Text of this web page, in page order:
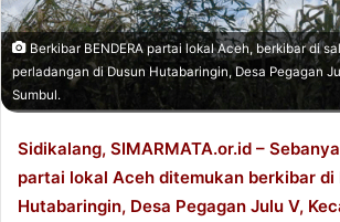
r
Berkibar BENDERA partai lokal Aceh, berkibar di
perladangan di Dusun Hutabaringin, Desa Pegagan
Sumbul.
Sidikalang, SIMARMATA.or.id –
partai lokal Aceh ditemukan berkibar di
Hutabaringin, Desa Pegagan Julu V,